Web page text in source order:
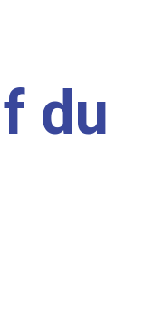
du